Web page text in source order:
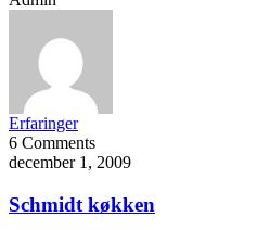
Erfaringer
6 Comments
december 1, 2009
Schmidt køkken